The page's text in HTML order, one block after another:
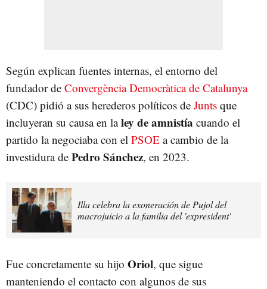
Según explican fuentes internas, el entorno del
fundador de Convergència Democràtica de Catalunya
(CDC) pidió a sus herederos políticos de Junts que
incluyeran su causa en laley de amnistía cuando el
partido la negociaba con el PSOE a cambio de la
investidura de Pedro Sánchez, en 2023.
Illa celebra la exoneración de Pujol del
macrojuicio a la familia del 'expresident'
Fue concretamente su hijo Oriol, que sigue
manteniendo el contacto con algunos de sus